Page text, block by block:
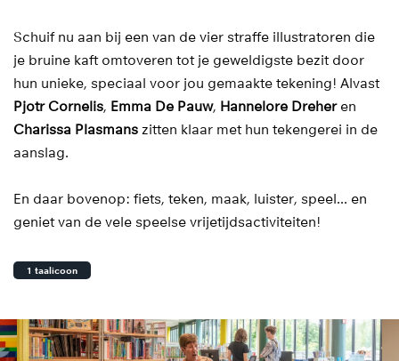
Schuif nu aan bij een van de vier straffe illustratoren die
je bruine kaft omtoveren tot je geweldigste bezit door
hun unieke, speciaal voor jou gemaakte tekening! Alvast
Pjotr Cornelis, Emma De Pauw, Hannelore Dreheren
Charissa Plasmans zitten klaar met hun tekengerei in de
aanslag.
En daar bovenop: fiets, teken, maak, luister, speel... en
geniet van de vele speelse vrijetijdsactiviteiten!
1 taalicoon
Overslaan